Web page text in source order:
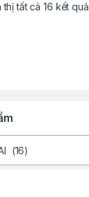
thị tất cả 16 kết quả
(16)